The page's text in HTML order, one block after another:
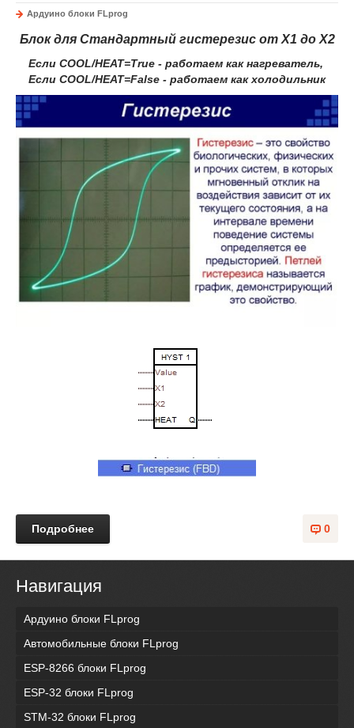
Ардуино блоки FLprog
Блок для Стандартный гистерезис от X1 до X2
Если COOL/HEAT=True - работаем как нагреватель,
Если COOL/HEAT=False - работаем как холодильник
0
Подробнее
Навигация
Ардуино блоки FLprog
Автомобильные блоки FLprog
ESP-8266 блоки FLprog
ESP-32 блоки FLprog
STM-32 блоки FLprog